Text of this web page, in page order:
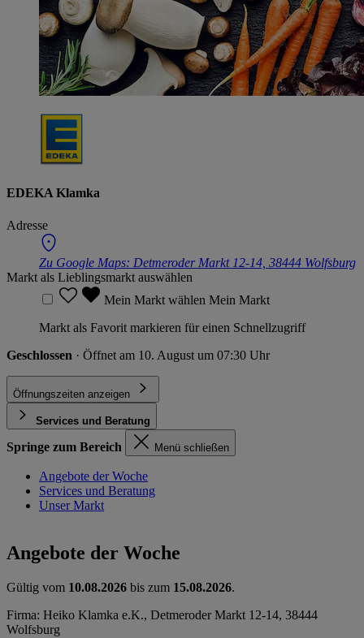
EDEKA Klamka
Adresse
Zu Google Maps: Detmeroder Markt 12-14, 38444 Wolfsburg
Markt als Lieblingsmarkt auswählen
Mein Markt wählen Mein Markt
Markt als Favorit markieren für einen Schnellzugriff
Geschlossen · Öffnet am 10. August um 07:30 Uhr
Öffnungszeiten anzeigen
Services und Beratung
Springe zum Bereich Menü schließen
Angebote der Woche
Services und Beratung
Unser Markt
Angebote der Woche
Gültig vom 10.08.2026 bis zum 15.08.2026.
Firma: Heiko Klamka e.K., Detmeroder Markt 12-14, 38444
Wolfsburg